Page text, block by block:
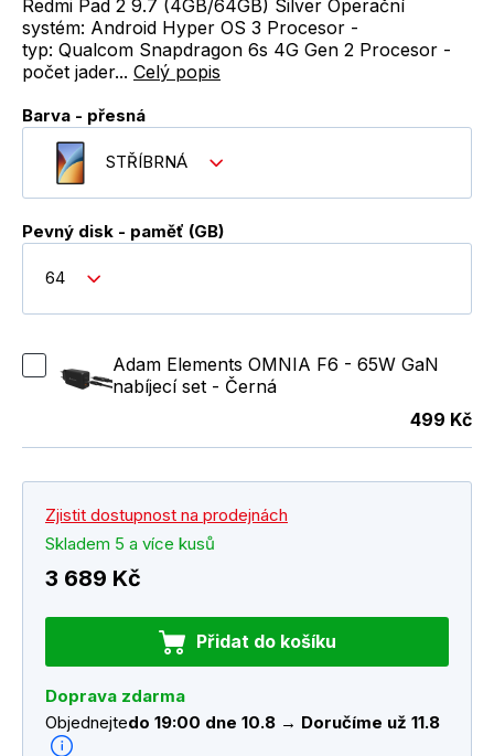
Redmi Pad 2 9.7 (4GB/64GB) Silver Operační
systém: Android Hyper OS 3 Procesor -
typ: Qualcom Snapdragon 6s 4G Gen 2 Procesor -
počet jader... Celý popis
Barva - přesná
STŘÍBRNÁ
Pevný disk - paměť (GB)
64
Adam Elements OMNIA F6 - 65W GaN
nabíjecí set - Černá
499 Kč
Zjistit dostupnost na prodejnách
Skladem 5 a více kusů
3 689 Kč
Přidat do košíku
Doprava zdarma
Objednejtedo 19:00 dne 10.8 → Doručíme už 11.8